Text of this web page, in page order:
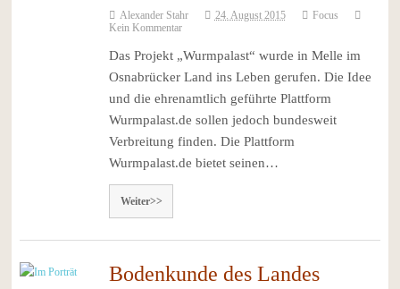
Alexander Stahr 24. August 2015
Focus
Kein Kommentar
Das Projekt „Wurmpalast“ wurde in Melle im
Osnabrücker Land ins Leben gerufen. Die Idee
und die ehrenamtlich geführte Plattform
Wurmpalast.de sollen jedoch bundesweit
Verbreitung finden. Die Plattform
Wurmpalast.de bietet seinen…
Weiter>>
Bodenkunde des Landes